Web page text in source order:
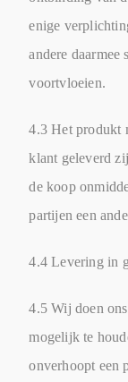
enige
andere daarmee
voortvloeien.
4.3 Het produkt
klant geleverd
de koop
partijen een
4.4 Levering in
4.5 Wij doen
mogelijk te
onverhoopt een